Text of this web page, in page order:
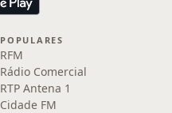
POPULARES
RFM
Rádio Comercial
RTP Antena 1
Cidade FM